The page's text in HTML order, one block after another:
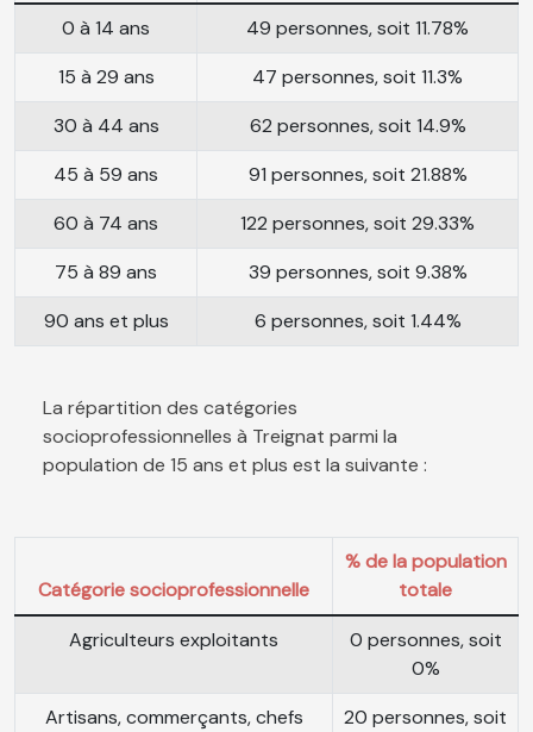
0 à 14 ans
49 personnes, soit 11.78%
15 à 29 ans
47 personnes, soit 11.3%
30 à 44 ans
62 personnes, soit 14.9%
45 à 59 ans
91 personnes, soit 21.88%
60 à 74 ans
122 personnes, soit 29.33%
75 à 89 ans
39 personnes, soit 9.38%
90 ans et plus
6 personnes, soit 1.44%
La répartition des catégories
socioprofessionnelles à Treignat parmi la
population de 15 ans et plus est la suivante :
Catégorie socioprofessionnelle
% de la population
totale
Agriculteurs exploitants
0 personnes, soit
0%
Artisans, commerçants, chefs
20 personnes, soit